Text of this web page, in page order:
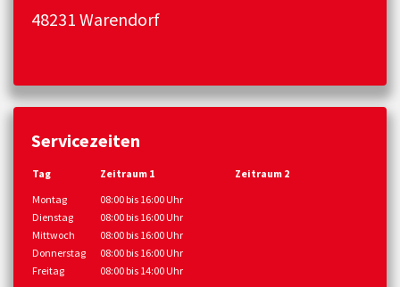
48231 Warendorf
Servicezeiten
Tag Zeitraum 1
Zeitraum 2
Montag
08:00 bis 16:00 Uhr
Dienstag
08:00 bis 16:00 Uhr
Mittwoch
08:00 bis 16:00 Uhr
Donnerstag
08:00 bis 16:00 Uhr
Freitag
08:00 bis 14:00 Uhr